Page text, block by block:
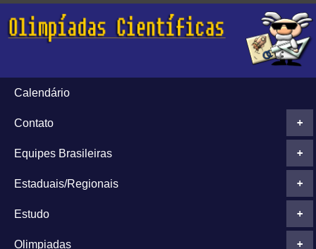
Calendário
+
Contato
+
Equipes Brasileiras
+
Estaduais/Regionais
+
Estudo
+
Olimpiadas